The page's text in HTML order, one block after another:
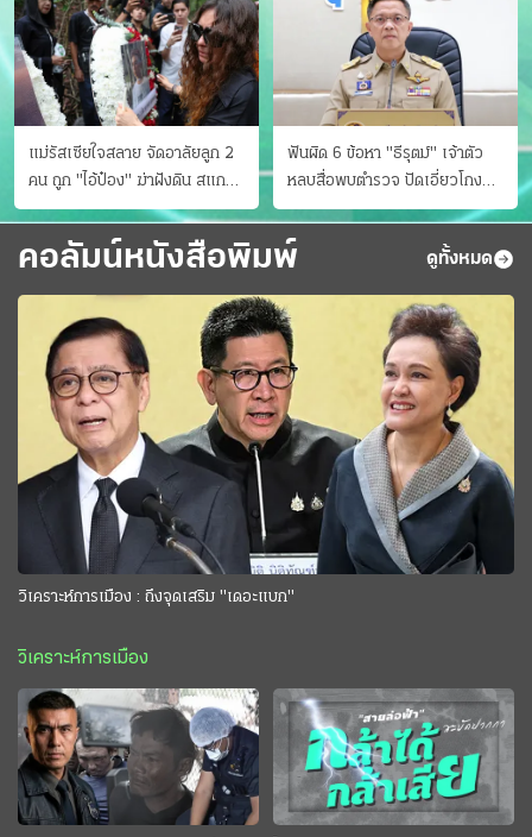
แม่รัสเซียใจสลาย จัดอาลัยลูก 2
คน ถูก "ไอ้ป๋อง" ฆ่าฝังดิน สแกน
ไม่มีศพเพิ่ม
ฟันผิด 6 ข้อหา "ธีรุตม์" เจ้าตัว
หลบสื่อพบตำรวจ ปัดเอี่ยวโกง
สอบท้องถิ่น จ่อบี้รํ่ารวยมากปกติ
คอลัมน์หนังสือพิมพ์ ดูทั้งหมด
วิเคราะห์การเมือง : ถึงจุดเสริม "เดอะแบก"
วิเคราะห์การเมือง